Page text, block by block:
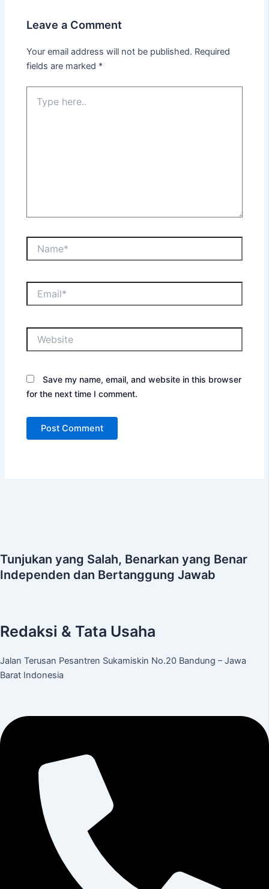
Leave a Comment
Your email address will not be published. Required
fields are marked *
here..
Save my name, email, and website in this browser
for the next time I comment.
Tunjukan yang Salah, Benarkan yang Benar
Independen dan Bertanggung Jawab
Redaksi & Tata Usaha
Jalan Terusan Pesantren Sukamiskin No.20 Bandung – Jawa
Barat Indonesia